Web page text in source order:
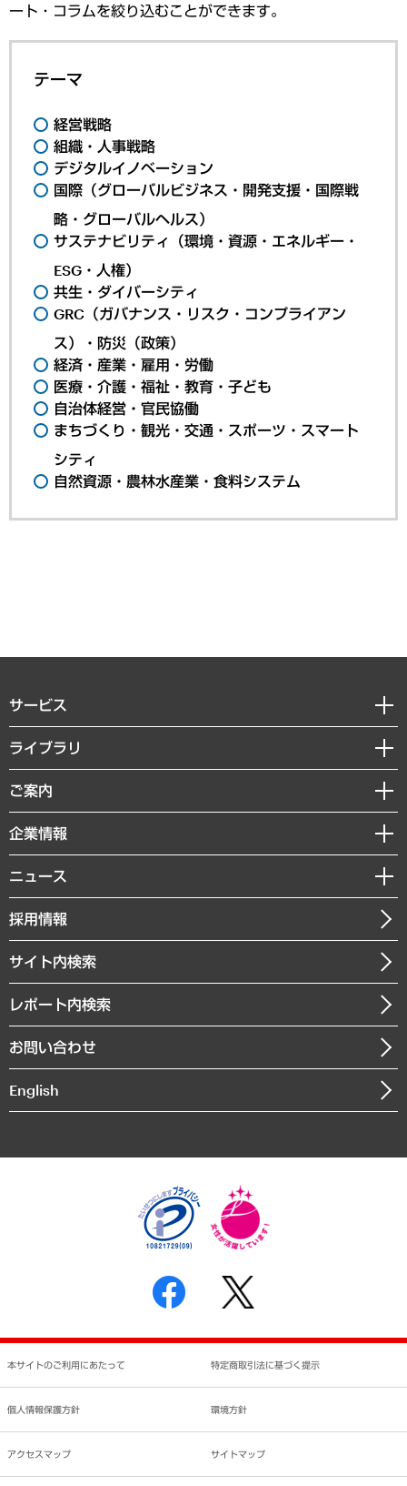
ート・コラムを絞り込むことができます。
テーマ
経営戦略
組織・人事戦略
デジタルイノベーション
国際（グローバルビジネス・開発支援・国際戦
略・グローバルヘルス）
サステナビリティ（環境・資源・エネルギー・
ESG・人権）
共生・ダイバーシティ
GRC（ガバナンス・リスク・コンプライアン
ス）・防災（政策）
経済・産業・雇用・労働
医療・介護・福祉・教育・子ども
自治体経営・官民協働
まちづくり・観光・交通・スポーツ・スマート
シティ
自然資源・農林水産業・食料システム
サービス
経営戦略
組織・人事戦略
デジタルイノベーション
共生・ダイバーシティ
GRC（ガバナンス・リスク・コンプライアンス）・防災（政策）
経済・産業・雇用・労働
まちづくり・観光・交通・スポーツ・スマートシティ
自然資源・農林水産業・食料システム
ライブラリ
経済調査
レポート
コラム
経営用語集
受託・受注実績（官公庁関連）
メディア掲載・出演
ご案内
セミナー・イベント情報
MUFGビジネスセミナー
受託案件情報
企業情報
私たちの想い
社長メッセージ
会社概要
沿革
組織図・本部部室紹介
インドネシア現地法人
個人情報保護方針
反社会的勢力に対する基本方針
書面による個人情報の開示等の請求の手続きについて
ニュース
ニュースリリース
お知らせ
採用情報
サイト内検索
レポート内検索
お問い合わせ
English
本サイトのご利用にあたって 特定商取引法に基づく提示
個人情報保護方針 環境方針
アクセスマップ サイトマップ